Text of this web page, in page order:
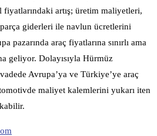
artış; üretim maliyetleri,
giderleri ile navlun ücretlerini
pazarında araç fiyatlarına sınırlı ama
geliyor. Dolayısıyla Hürmüz
vadede Avrupa’ya ve Türkiye’ye araç
maliyet kalemlerini yukarı iten